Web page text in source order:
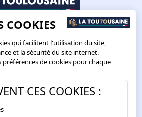
Route de Toulouse
ESCALQUENS
LABÈGE CEDEX
COOKIES
qui facilitent l'utilisation du site,
et la sécurité du site internet.
préférences de cookies pour chaque
CES COOKIES :